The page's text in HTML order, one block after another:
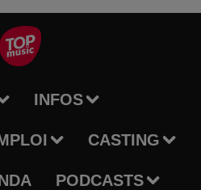
INFOS
CASTING
PODCASTS